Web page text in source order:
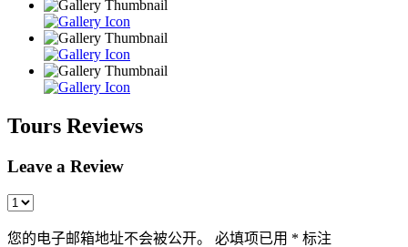
Tours Reviews
Leave a Review
您的电子邮箱地址不会被公开。 必填项已用 * 标注